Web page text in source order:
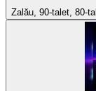
Zalău, 90-talet, 80-